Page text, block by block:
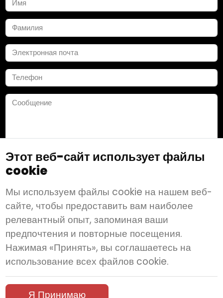
© 2026 Wanderbeds Tourism
Условия и Положения
Политика Конфиденциальности
Соглашение B2B
Отправить запрос
Подпишитесь на нас:
Этот веб-сайт использует файлы
cookie
Мы используем файлы cookie на нашем веб-
сайте, чтобы предоставить вам наиболее
релевантный опыт, запоминая ваши
предпочтения и повторные посещения.
Нажимая «Принять», вы соглашаетесь на
использование всех файлов cookie.
Я Принимаю